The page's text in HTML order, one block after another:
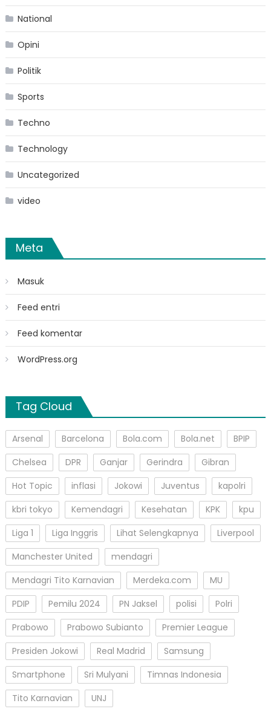
National
Opini
Politik
Sports
Techno
Technology
Uncategorized
video
Meta
Masuk
Feed entri
Feed komentar
WordPress.org
Tag Cloud
Arsenal Barcelona Bola.com Bola.net
BPIP
Chelsea
DPR Ganjar Gerindra
Gibran
Hot Topic
inflasi Jokowi Juventus
kapolri
kbri tokyo
Kemendagri Kesehatan KPK
kpu
Liga 1
Liga Inggris Lihat Selengkapnya
Liverpool
Manchester United
mendagri
Mendagri Tito Karnavian
Merdeka.com
MU
PDIP
Pemilu 2024 PN Jaksel polisi
Polri
Prabowo
Prabowo Subianto
Premier League
Presiden Jokowi
Real Madrid
Samsung
Smartphone
Sri Mulyani
Timnas Indonesia
Tito Karnavian
UNJ